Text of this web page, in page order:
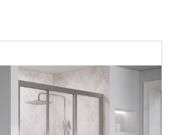
душа